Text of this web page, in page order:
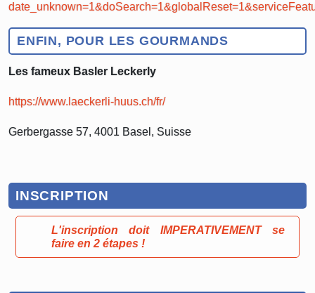
ENFIN, POUR LES GOURMANDS
Les fameux Basler Leckerly
https://www.laeckerli-huus.ch/fr/
Gerbergasse 57, 4001 Basel, Suisse
INSCRIPTION
L'inscription doit IMPERATIVEMENT se
faire en 2 étapes !